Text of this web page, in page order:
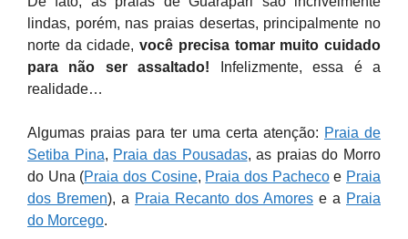
lindas, porém, nas praias desertas, principalmente no
norte da cidade,você precisa tomar muito cuidado
para não ser assaltado! Infelizmente, essa é a
realidade…
Algumas praias para ter uma certa atenção: Praia de
Setiba Pina, Praia das Pousadas, as praias do Morro
do Una (Praia dos Cosine, Praia dos Pachecoe Praia
dos Bremen), a Praia Recanto dos Amores e a Praia
do Morcego.